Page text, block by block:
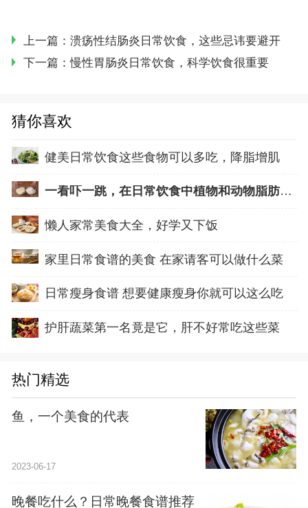
上一篇： 溃疡性结肠炎日常饮食，这些忌讳要避开
下一篇：慢性胃肠炎日常饮食，科学饮食很重要
猜你喜欢
健美日常饮食这些食物可以多吃，降脂增肌
一看吓一跳，在日常饮食中植物和动物脂肪的比
懒人家常美食大全，好学又下饭
家里日常食谱的美食 在家请客可以做什么菜
日常瘦身食谱 想要健康瘦身你就可以这么吃
护肝蔬菜第一名竟是它，肝不好常吃这些菜
热门精选
鱼，一个美食的代表
2023-06-17
晚餐吃什么？日常晚餐食谱推荐